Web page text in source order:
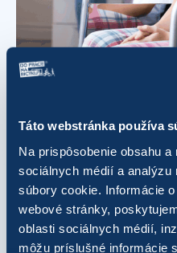
Táto webstránka používa
Na prispôsobenie obsahu
sociálnych médií a analýzu
súbory cookie. Informácie
webové stránky,
oblasti sociálnych médií,
môžu príslušné informácie
11 819 993,95 kcal
374,42 €
darovaných